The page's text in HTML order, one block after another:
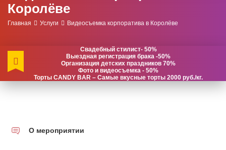
Королёве
Главная Услуги Видеосъемка корпоратива в Королёве
Свадебный стилист- 50%
Выездная регистрация брака -50%
Организация детских праздников 70%
Фото и видеосъемка - 50%
Торты CANDY BAR – Самые вкусные торты 2000 руб./кг.
О мероприятии